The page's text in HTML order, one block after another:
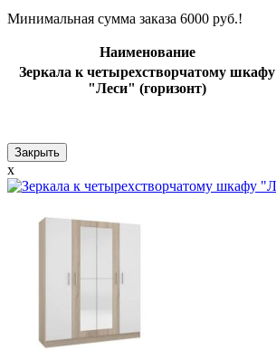
Минимальная сумма заказа 6000 руб.!
Наименование
Зеркала к четырехстворчатому шкафу
"Леси" (горизонт)
Закрыть
x